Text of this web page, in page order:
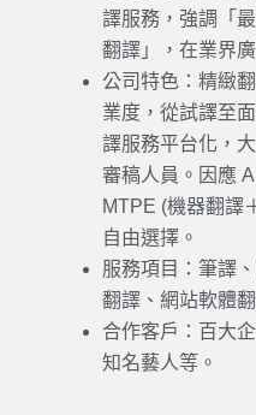
譯服務，強調「
翻譯」，在業界
公司特色：精緻
業度，從試譯至
譯服務平台化，
審稿人員。因應
MTPE (機器翻譯
自由選擇。
服務項目：筆譯
翻譯、網站軟體
合作客戶：百大
知名藝人等。